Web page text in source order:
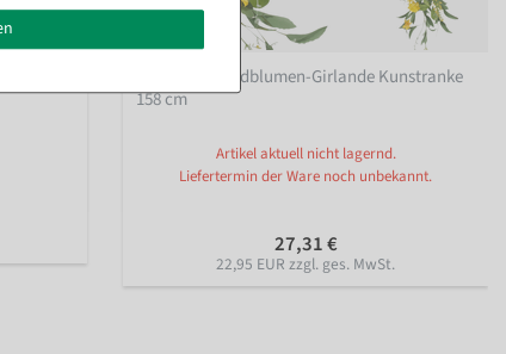
Künstliche Feldblumen-Girlande Kunstranke
158 cm
Artikel aktuell nicht lagernd.
Liefertermin der Ware noch unbekannt.
27,31 €
22,95 EUR zzgl. ges. MwSt.